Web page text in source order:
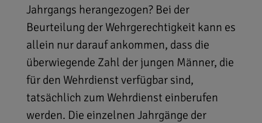
Jahrgangs herangezogen? Bei der
Beurteilung der Wehrgerechtigkeit kann es
allein nur darauf ankommen, dass die
überwiegende Zahl der jungen Männer, die
für den Wehrdienst verfügbar sind,
tatsächlich zum Wehrdienst einberufen
werden. Die einzelnen Jahrgänge der